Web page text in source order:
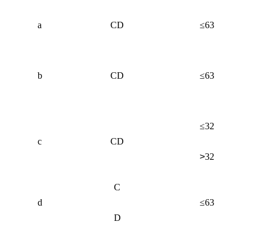
a CD ≤63
b CD ≤63
c CD
≤32
>32
d
C
≤63
D